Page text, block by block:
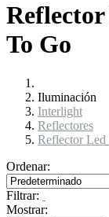
To Go
Iluminación
Interlight
Reflectores
Reflector
Ordenar:
Filtrar:
Mostrar: